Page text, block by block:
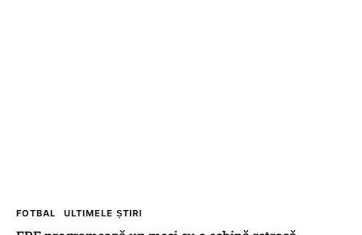
FOTBAL ULTIMELE ȘTIRI